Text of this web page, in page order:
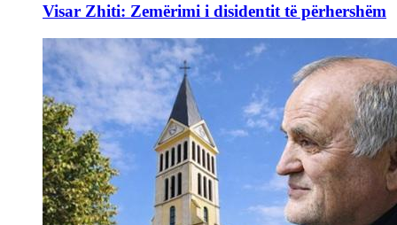
Visar Zhiti: Zemërimi i disidentit të përhershëm